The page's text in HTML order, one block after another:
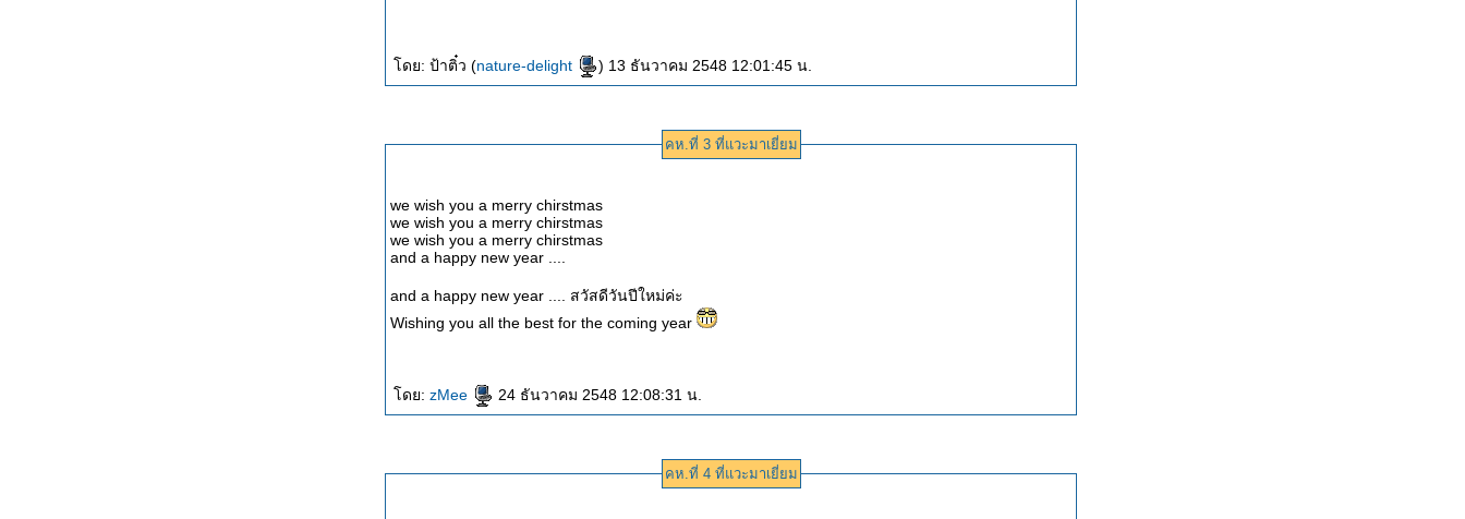
ดย: ป้าติ๋ว (nature-delight ) 13 ธันวาคม 2548 12:01:45 น.
คห.ที่ 3 ที่แวะมาเยี่ยม
we wish you a merry chirstmas
we wish you a merry chirstmas
we wish you a merry chirstmas
and a happy new year ....
and a happy new year .... สวัสดีวันปีใหม่ค่ะ
Wishing you all the best for the coming year
ดย: zMee 24 ธันวาคม 2548 12:08:31 น.
คห.ที่ 4 ที่แวะมาเยี่ยม